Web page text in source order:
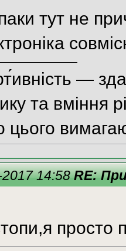
тут не
—
та вміння
цього
2017 14:58RE:
просто